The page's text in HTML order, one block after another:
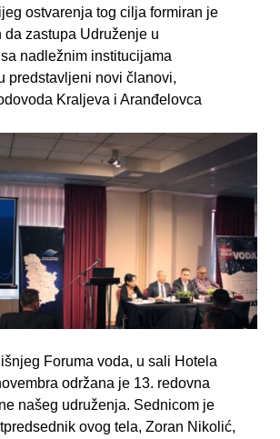
ostvarenja tog cilјa formiran je
da zastupa Udruženje u
nadležnim institucijama
predstavlјeni novi članovi,
Kralјeva i Aranđelovca
Foruma voda, u sali Hotela
održana je 13. redovna
našeg udruženja. Sednicom je
ovog tela, Zoran Nikolić,